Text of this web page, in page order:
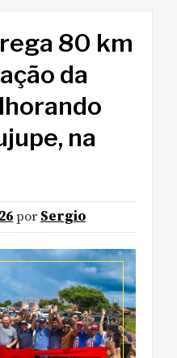
80 km
da
na
por Sergio